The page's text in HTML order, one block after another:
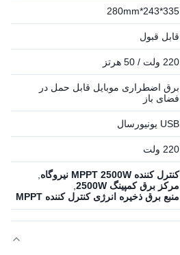
335*243*280mm
قابل قبول
220 ولت / 50 هرتز
برق اضطراری موبایل قابل حمل در
فضای باز
USB یونیورسال
220 ولت
کنترل کننده MPPT 2500W نیروگاه
مرکز برق کمپینگ 2500W
منبع برق ذخیره انرژی کنترل کننده MPPT